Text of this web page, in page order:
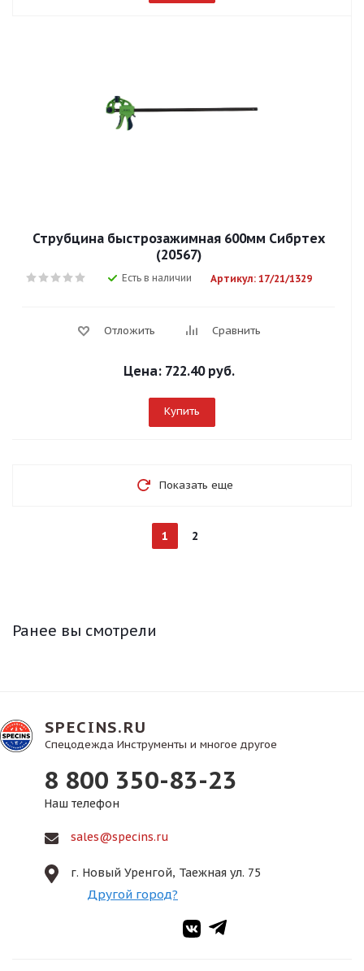
Струбцина быстрозажимная 600мм Сибртех
(20567)
Есть в наличии Артикул: 17/21/1329
Отложить Сравнить
Цена: 722.40 руб.
Купить
Показать еще
1 2
Ранее вы смотрели
SPECINS.RU
Спецодежда Инструменты и многое другое
8 800 350-83-23
Наш телефон
sales@specins.ru
г. Новый Уренгой, Таежная ул. 75
Другой город?